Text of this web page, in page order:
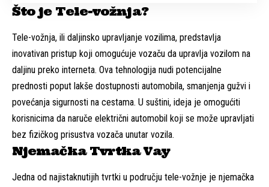
Što je Tele-vožnja?
Tele-vožnja, ili daljinsko upravljanje vozilima, predstavlja
inovativan pristup koji omogućuje vozaču da upravlja vozilom na
daljinu preko interneta. Ova tehnologija nudi potencijalne
prednosti poput lakše dostupnosti automobila, smanjenja gužvi i
povećanja sigurnosti na cestama. U suštini, ideja je omogućiti
korisnicima da naruče električni automobil koji se može upravljati
bez fizičkog prisustva vozača unutar vozila.
Njemačka Tvrtka Vay
Jedna od najistaknutijih tvrtki u području tele-vožnje je njemačka